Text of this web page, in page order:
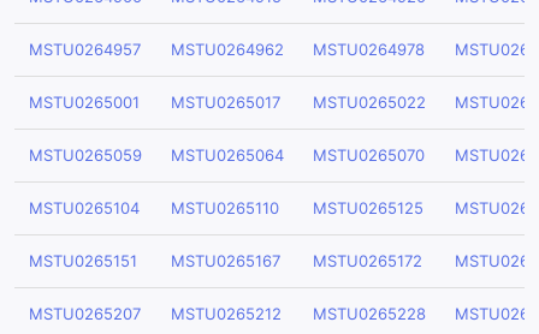
MSTU0264957 MSTU0264962 MSTU0264978
MSTU0265001 MSTU0265017 MSTU0265022
MSTU0265059 MSTU0265064 MSTU0265070
MSTU0265104 MSTU0265110 MSTU0265125
MSTU0265151 MSTU0265167 MSTU0265172
MSTU0265207 MSTU0265212 MSTU0265228